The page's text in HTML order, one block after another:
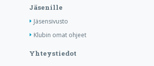
Jäsenille
Jäsensivusto
Klubin omat ohjeet
Yhteystiedot